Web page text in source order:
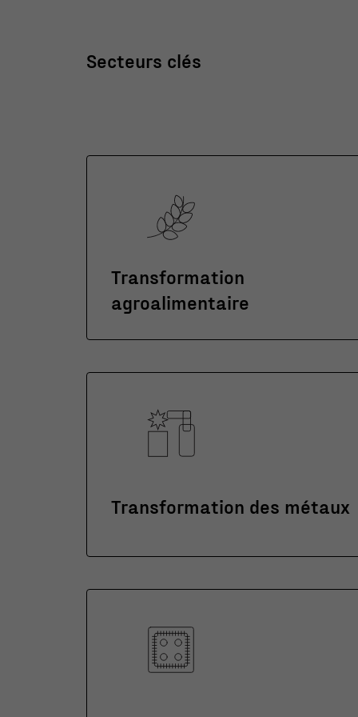
Secteurs clés
Transformation
agroalimentaire
Transformation des métaux